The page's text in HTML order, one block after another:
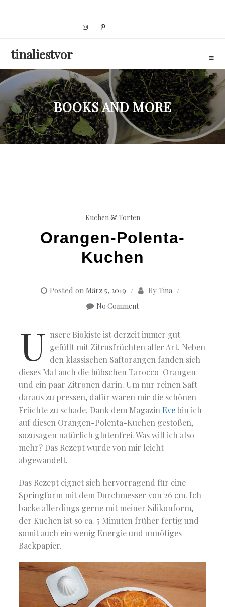
tinaliestvor
BOOKS AND MORE
Kuchen & Torten
Orangen-Polenta-
Kuchen
Posted on März 5, 2019 By Tina
No Comment
U nsere Biokiste ist derzeit immer gut
gefüllt mit Zitrusfrüchten aller Art. Neben
den klassischen Saftorangen fanden sich
dieses Mal auch die hübschen Tarocco-Orangen
und ein paar Zitronen darin. Um nur reinen Saft
daraus zu pressen, dafür waren mir die schönen
Früchte zu schade. Dank dem MagazinEvebin ich
auf diesen Orangen-Polenta-Kuchen gestoßen,
sozusagen natürlich glutenfrei. Was will ich also
mehr? Das Rezept wurde von mir leicht
abgewandelt.
Das Rezept eignet sich hervorragend für eine
Springform mit dem Durchmesser von 26 cm. Ich
backe allerdings gerne mit meiner Silikonform,
der Kuchen ist so ca. 5 Minuten früher fertig und
somit auch ein wenig Energie und unnötiges
Backpapier.